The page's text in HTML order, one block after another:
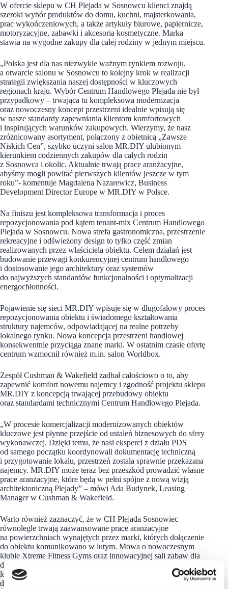
W ofercie sklepu w CH Plejada w Sosnowcu klienci znajdą
szeroki wybór produktów do domu, kuchni, majsterkowania,
prac wykończeniowych, a także artykuły biurowe, papiernicze,
motoryzacyjne, zabawki i akcesoria kosmetyczne. Marka
stawia na wygodne zakupy dla całej rodziny w jednym miejscu.
„Polska jest dla nas niezwykle ważnym rynkiem rozwoju,
a otwarcie salonu w Sosnowcu to kolejny krok w realizacji
strategii zwiększania naszej dostępności w kluczowych
regionach kraju. Wybór Centrum Handlowego Plejada nie był
przypadkowy – trwająca tu kompleksowa modernizacja
oraz nowoczesny koncept przestrzeni idealnie wpisują się
w nasze standardy zapewniania klientom komfortowych
i inspirujących warunków zakupowych. Wierzymy, że nasz
zróżnicowany asortyment, połączony z obietnicą „Zawsze
Niskich Cen”, szybko uczyni salon MR.DIY ulubionym
kierunkiem codziennych zakupów dla całych rodzin
z Sosnowca i okolic. Aktualnie trwają prace aranżacyjne,
abyśmy mogli powitać pierwszych klientów jeszcze w tym
roku”- komentuje Magdalena Nazarewicz, Business
Development Director Europe w MR.DIY w Polsce.
Na finiszu jest kompleksowa transformacja i proces
repozycjonowania pod kątem tenant-mix Centrum Handlowego
Plejada w Sosnowcu. Nowa strefa gastronomiczna, przestrzenie
rekreacyjne i odświeżony design to tylko część zmian
realizowanych przez właściciela obiektu. Celem działań jest
budowanie przewagi konkurencyjnej centrum handlowego
i dostosowanie jego architektury oraz systemów
do najwyższych standardów funkcjonalności i optymalizacji
energochłonności.
Pojawienie się sieci MR.DIY wpisuje się w długofalowy proces
repozycjonowania obiektu i świadomego kształtowania
struktury najemców, odpowiadającej na realne potrzeby
lokalnego rynku. Nowa koncepcja przestrzeni handlowej
konsekwentnie przyciąga znane marki. W ostatnim czasie ofertę
centrum wzmocnił również m.in. salon Worldbox.
Zespół Cushman & Wakefield zadbał całościowo o to, aby
zapewnić komfort nowemu najemcy i zgodność projektu sklepu
MR.DIY z koncepcją trwającej przebudowy obiektu
oraz standardami technicznymi Centrum Handlowego Plejada.
„W procesie komercjalizacji modernizowanych obiektów
kluczowe jest płynne przejście od ustaleń biznesowych do sfery
wykonawczej. Dzięki temu, że nasi eksperci z działu PDS
od samego początku koordynowali dokumentację techniczną
i przygotowanie lokalu, przestrzeń została sprawnie przekazana
najemcy. MR.DIY może teraz bez przeszkód prowadzić własne
prace aranżacyjne, które będą w pełni spójne z nową wizją
architektoniczną Plejady” – mówi Ada Budynek, Leasing
Manager w Cushman & Wakefield.
Warto również zaznaczyć, że w CH Plejada Sosnowiec
równolegle trwają zaawansowane prace aranżacyjne
na powierzchniach wynajętych przez marki, których dołączenie
do obiektu komunikowano w lutym. Mowa o nowoczesnym
klubie Xtreme Fitness Gyms oraz innowacyjnej sali zabaw dla
dzieci Xtreme Kids. Nowe koncepty, które zajmą kluczowe
lokale w modernizowanym centrum, znacząco rozbudują
dotychczasową ofertę sportowo-rozrywkową i rekreacyjną